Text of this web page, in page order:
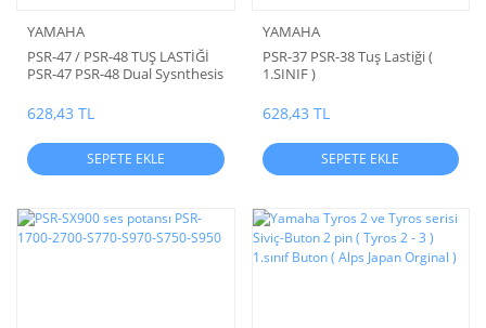
YAMAHA
PSR-47 / PSR-48 TUŞ LASTİĞİ
PSR-47 PSR-48 Dual Sysnthesis
Lastiği
628,43 TL
SEPETE EKLE
YAMAHA
PSR-37 PSR-38 Tuş Lastiği (
1.SINIF )
628,43 TL
SEPETE EKLE